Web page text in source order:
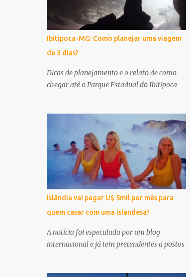
Ibitipoca-MG: Como planejar uma viagem
de 3 dias?
Dicas de planejamento e o relato de como
chegar até o Parque Estadual do Ibitipoca
Islândia vai pagar U$ 5mil por mês para
quem casar com uma islandesa?
A notícia foi especulada por um blog
internacional e já tem pretendentes a postos